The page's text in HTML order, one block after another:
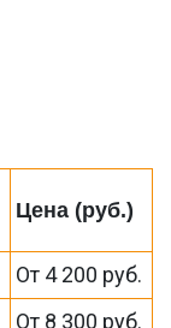
Цена (руб.)
От 4 200 руб.
От 8 300 руб.